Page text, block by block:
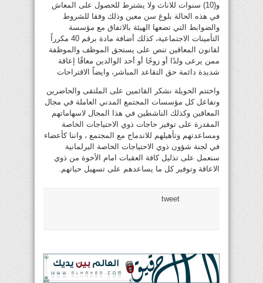
و(10) سنوات للاناث ولا يشترط للحصول على المعاش
في هذه الحالة بلوغ سن معين وذلك وفقا للشروط
والضوابط التي تضعها الهيئة بالاتفاق مع مؤسسة
التأمينات الاجتماعية، كذلك أضافة مادة برقم 40 مكرراً
لقانون المعاقين تنص على يستحق الموظف والموظفة
ممن يرعى ولدًا أو زوجًا أو أحد الوالدين معاقًا إعاقة
شديدة دائمة حق التقاعد المباشر، وايضاً الاقتراحات
واختتم الحويلة نشكر القائمين على الملتقى والحاضرين
وتفاعل كل مؤسسات المجتمع المدني العاملة في مجال
المعاقين وكذلك الناشطين في هذا المجال لاسهاماتهم
المقدرة على توفير حاجات ذوي الاحتياجات الخاصة
ومساعدتهم وتأهيلهم للاندماج مع المجتمع ، واننا كأعضاء
في لجنة شؤون ذوي الاحتياجات الخاصة البرلمانية
سنعمل على تذليل كافة العقبات امام الأخوة من ذوي
الاعاقة وتوفير كل ما يساعدهم على تسهيل حياتهم.
tweet